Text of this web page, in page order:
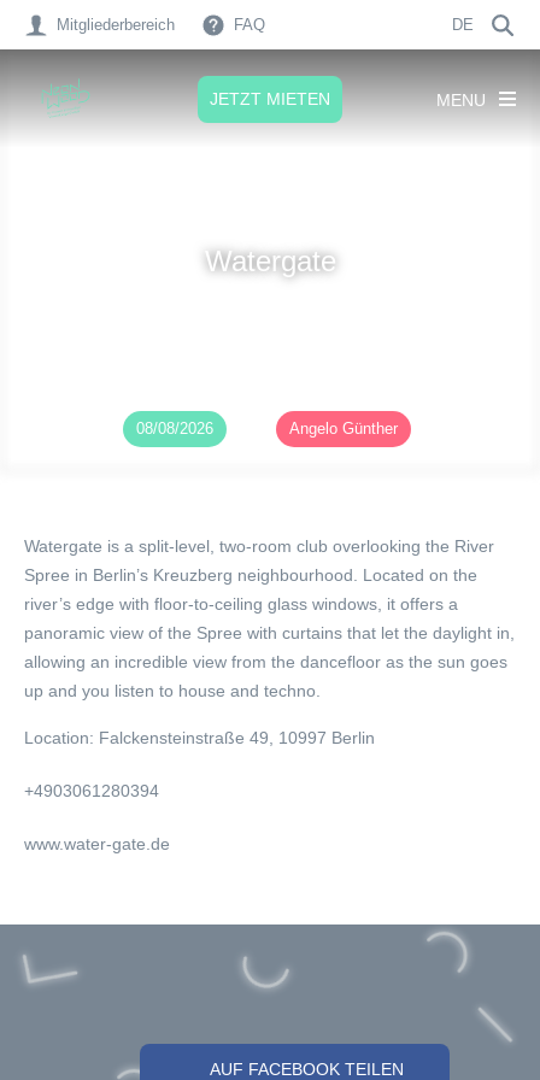
Mitgliederbereich FAQ DE
MENU
JETZT MIETEN
Watergate
08/08/2026
Angelo Günther
Watergate is a split-level, two-room club overlooking the River
Spree in Berlin’s Kreuzberg neighbourhood. Located on the
river’s edge with floor-to-ceiling glass windows, it offers a
panoramic view of the Spree with curtains that let the daylight in,
allowing an incredible view from the dancefloor as the sun goes
up and you listen to house and techno.
Location: Falckensteinstraße 49, 10997 Berlin
+4903061280394
www.water-gate.de
AUF FACEBOOK TEILEN